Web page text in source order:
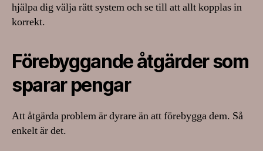
hjälpa dig välja rätt system och se till att allt kopplas in
korrekt.
Förebyggande åtgärder som
sparar pengar
Att åtgärda problem är dyrare än att förebygga dem. Så
enkelt är det.